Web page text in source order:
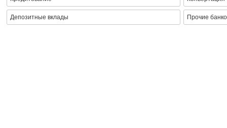
Депозитные вклады Прочие